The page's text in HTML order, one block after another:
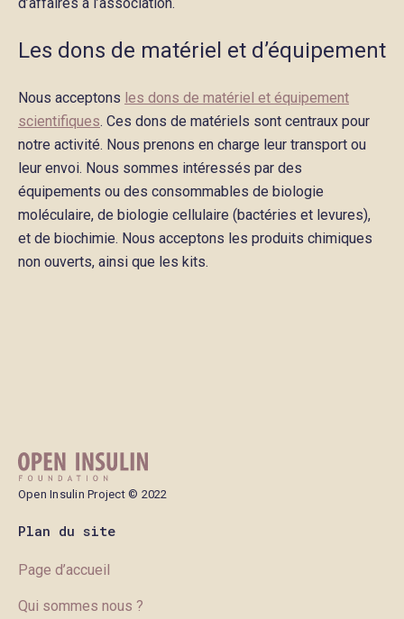
d’affaires à l’association.
Les dons de matériel et d’équipement
Nous acceptons les dons de matériel et équipement
scientifiques. Ces dons de matériels sont centraux pour
notre activité. Nous prenons en charge leur transport ou
leur envoi. Nous sommes intéressés par des
équipements ou des consommables de biologie
moléculaire, de biologie cellulaire (bactéries et levures),
et de biochimie. Nous acceptons les produits chimiques
non ouverts, ainsi que les kits.
Open Insulin Project © 2022
Plan du site
Page d’accueil
Qui sommes nous ?